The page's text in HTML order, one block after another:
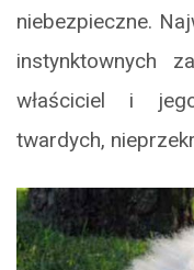
niebezpieczne.
instynktownych
właściciel i
twardych,